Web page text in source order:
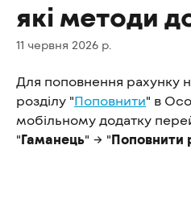
які методи
11 червня 2026 р.
Для поповнення рахунку
розділу "Поповнити" в
мобільному додатку
"Гаманець" → "Поповнити